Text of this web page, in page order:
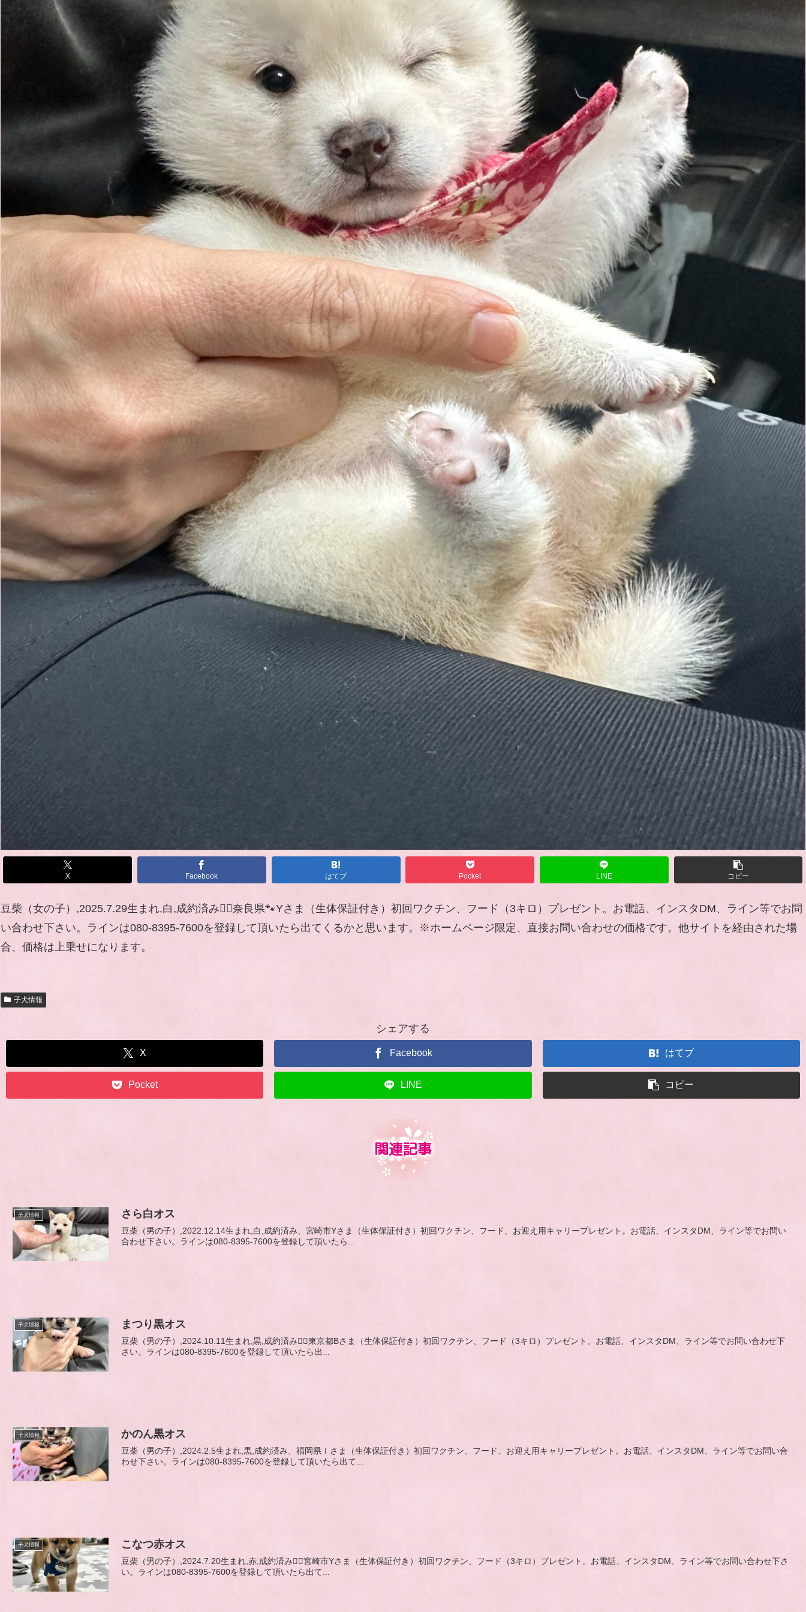
X Facebook はてブ Pocket LINE コピー
豆柴（女の子）,2025.7.29生まれ,白,成約済み🙇‍♂️奈良県🐾Yさま（生体保証付き）初回ワクチン、フード（3キロ）プレゼント。お電話、インスタDM、ライン等でお問
い合わせ下さい。ラインは080-8395-7600を登録して頂いたら出てくるかと思います。※ホームページ限定、直接お問い合わせの価格です。他サイトを経由された場
合、価格は上乗せになります。
子犬情報
シェアする
X Facebook はてブ
Pocket LINE コピー
関連記事
子犬情報 さら白オス
豆柴（男の子）,2022.12.14生まれ,白,成約済み、宮崎市Yさま（生体保証付き）初回ワクチン、フード、お迎え用キャリープレゼント。お電話、インスタDM、ライン等でお問い
合わせ下さい。ラインは080-8395-7600を登録して頂いたら...
子犬情報 まつり黒オス
豆柴（男の子）,2024.10.11生まれ,黒,成約済み🙇‍♂️東京都Bさま（生体保証付き）初回ワクチン、フード（3キロ）プレゼント。お電話、インスタDM、ライン等でお問い合わせ下
さい。ラインは080-8395-7600を登録して頂いたら出...
子犬情報 かのん黒オス
豆柴（男の子）,2024.2.5生まれ,黒,成約済み、福岡県Ｉさま（生体保証付き）初回ワクチン、フード、お迎え用キャリープレゼント。お電話、インスタDM、ライン等でお問い合
わせ下さい。ラインは080-8395-7600を登録して頂いたら出て...
子犬情報 こなつ赤オス
豆柴（男の子）,2024.7.20生まれ,赤,成約済み🙇‍♂️宮崎市Yさま（生体保証付き）初回ワクチン、フード（3キロ）プレゼント。お電話、インスタDM、ライン等でお問い合わせ下さ
い。ラインは080-8395-7600を登録して頂いたら出て...